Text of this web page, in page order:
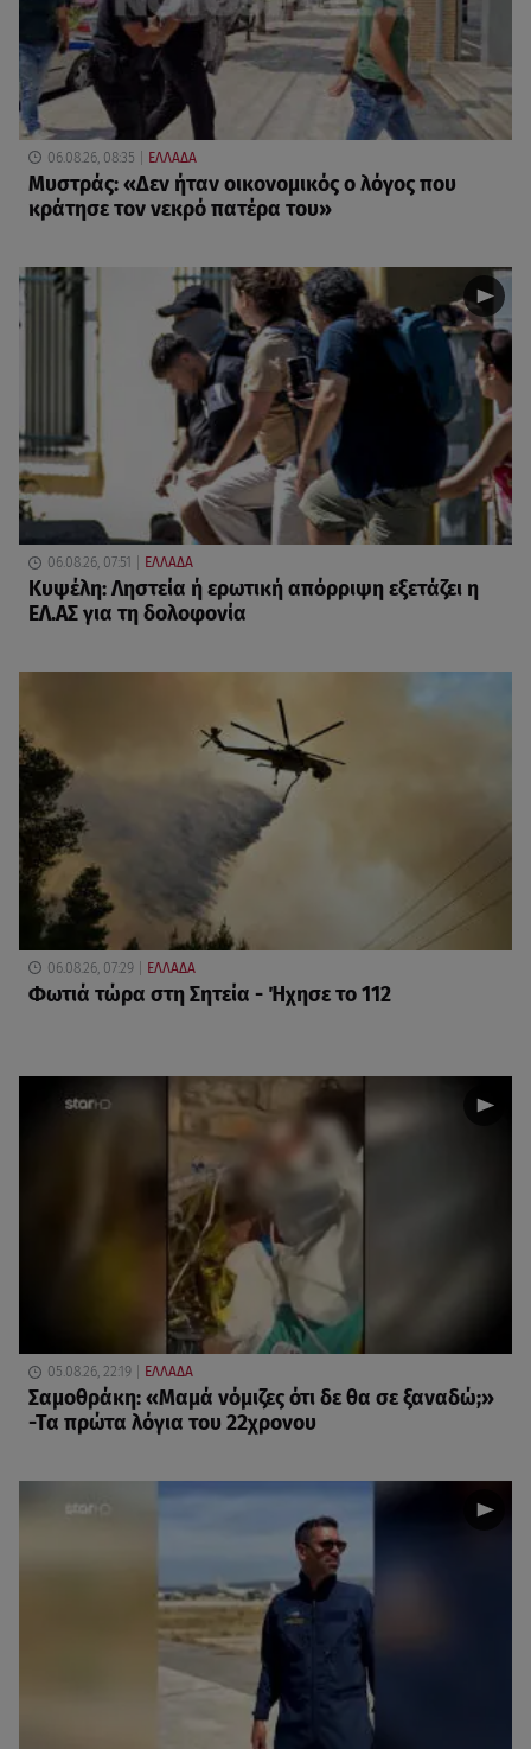
06.08.26, 08:35 ΕΛΛΑΔΑ
Μυστράς: «Δεν ήταν οικονομικός ο λόγος που
κράτησε τον νεκρό πατέρα του»
06.08.26, 07:51 ΕΛΛΑΔΑ
Κυψέλη: Ληστεία ή ερωτική απόρριψη εξετάζει η
ΕΛ.ΑΣ για τη δολοφονία
06.08.26, 07:29 ΕΛΛΑΔΑ
Φωτιά τώρα στη Σητεία - Ήχησε το 112
05.08.26, 22:19 ΕΛΛΑΔΑ
Σαμοθράκη: «Μαμά νόμιζες ότι δε θα σε ξαναδώ;»
-Τα πρώτα λόγια του 22χρονου